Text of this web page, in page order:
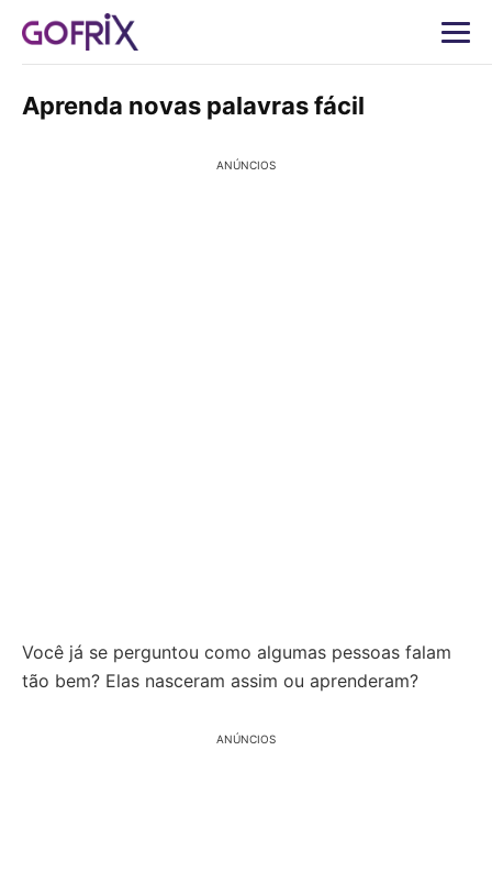
Aprenda novas palavras fácil
ANÚNCIOS
Você já se perguntou como algumas pessoas falam
tão bem? Elas nasceram assim ou aprenderam?
ANÚNCIOS